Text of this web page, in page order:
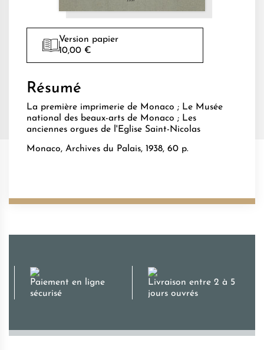
Version papier
10,00 €
Résumé
La première imprimerie de Monaco ; Le Musée
national des beaux-arts de Monaco ; Les
anciennes orgues de l'Eglise Saint-Nicolas
Monaco, Archives du Palais, 1938, 60 p.
Paiement en ligne
sécurisé
Livraison entre 2 à 5
jours ouvrés